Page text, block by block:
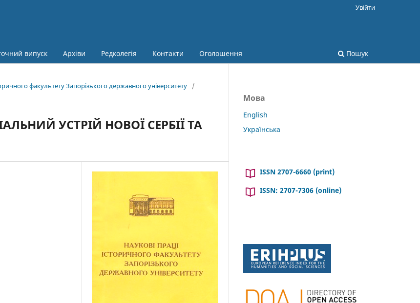
випуск Архіви Редколегія Контакти Оголошення Пошук
Увійти
факультету Запорізького державного університету
/
УСТРІЙ НОВОЇ СЕРБІЇ ТА
Мова
English
Українська
ISSN 2707-6660 (print)
ISSN: 2707-7306 (online)